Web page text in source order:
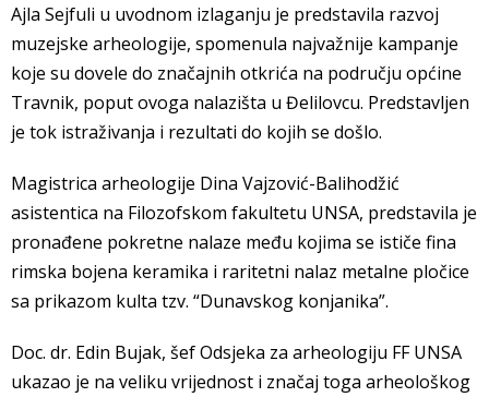
Ajla Sejfuli u uvodnom izlaganju je predstavila razvoj
muzejske arheologije, spomenula najvažnije kampanje
koje su dovele do značajnih otkrića na području općine
Travnik, poput ovoga nalazišta u Đelilovcu. Predstavljen
je tok istraživanja i rezultati do kojih se došlo.
Magistrica arheologije Dina Vajzović-Balihodžić
asistentica na Filozofskom fakultetu UNSA, predstavila je
pronađene pokretne nalaze među kojima se ističe fina
rimska bojena keramika i raritetni nalaz metalne pločice
sa prikazom kulta tzv. “Dunavskog konjanika”.
Doc. dr. Edin Bujak, šef Odsjeka za arheologiju FF UNSA
ukazao je na veliku vrijednost i značaj toga arheološkog